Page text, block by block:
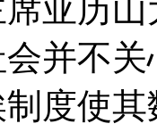
亚历
并不
度使